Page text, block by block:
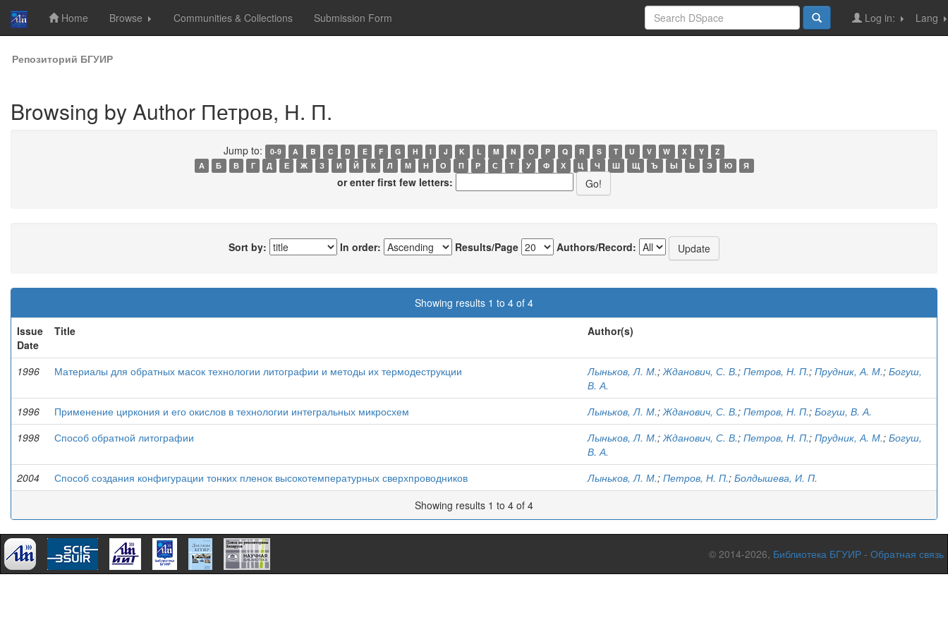
Skip
navigation
Home Browse Communities & Collections Submission Form Lang
Log in:
Репозиторий БГУИР
Browsing by Author Петров, Н. П.
Jump to: 0-9 A B C D E F G H I J K L M N O P Q R S T U V W X Y
Z
А
Б В Г Д Е Ж З И Й К Л М Н О П Р С Т У Ф Х Ц Ч Ш Щ Ъ Ы Ь Э Ю Я
or enter first few letters:
Sort by: In order: Results/Page Authors/Record:
Showing results 1 to 4 of 4
Issue
Date
Title Author(s)
1996 Материалы для обратных масок технологии литографии и методы их термодеструкции Лыньков, Л. М.;Жданович, С. В.; Петров, Н. П.; Прудник, А. М.; Богуш,
В. А.
1996
Применение циркония и его окислов в технологии интегральных микросхем Лыньков, Л. М.;Жданович, С. В.; Петров, Н. П.; Богуш, В. А.
1998
Способ обратной литографии Лыньков, Л. М.;Жданович, С. В.; Петров, Н. П.; Прудник, А. М.; Богуш,
В. А.
2004
Способ создания конфигурации тонких пленок высокотемпературных сверхпроводников Лыньков, Л. М.; Петров, Н. П.; Болдышева, И. П.
Showing results 1 to 4 of 4
© 2014-2026, Библиотека БГУИР - Обратная связь